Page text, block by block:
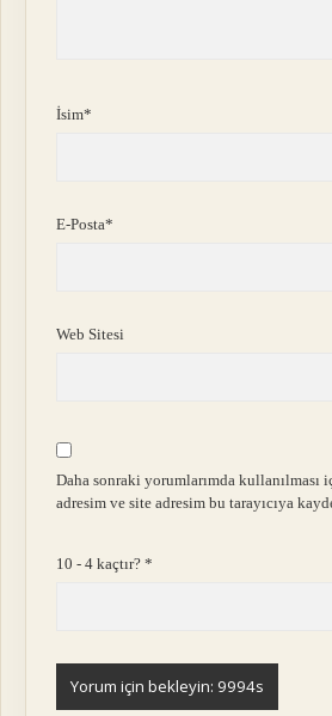
İsim*
E-Posta*
Web Sitesi
Daha sonraki yorumlarımda kullanılması
adresim ve site adresim bu tarayıcıya
10 - 4 kaçtır?*